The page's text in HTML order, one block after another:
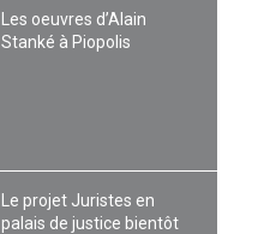
Les oeuvres d’Alain
Stanké à Piopolis
Le projet Juristes en
palais de justice bientôt